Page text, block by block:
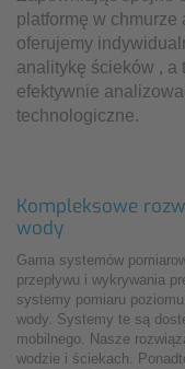
platformę w chmurze
oferujemy
analitykę ścieków , a
efektywnie
technologiczne.
Kompleksowe
wody
Gama systemów
przepływu i wykrywania
systemy pomiaru
wody. Systemy te są
mobilnego. Nasze
wodzie i ściekach.